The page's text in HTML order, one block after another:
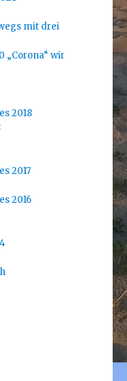
mit drei
„Corona“ wir
2018
2017
2016